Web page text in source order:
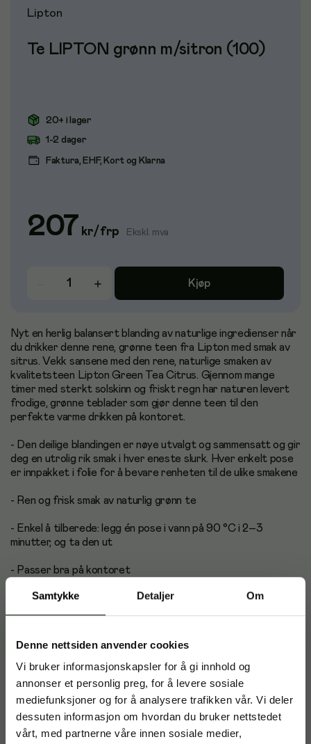
Samtykke Detaljer Om
Denne nettsiden anvender cookies
Vi bruker informasjonskapsler for å gi innhold og
annonser et personlig preg, for å levere sosiale
mediefunksjoner og for å analysere trafikken vår. Vi deler
dessuten informasjon om hvordan du bruker nettstedet
vårt, med partnerne våre innen sosiale medier,
Lipton
Te LIPTON grønn m/sitron (100)
20+ i lager
1-2 dager
Faktura, EHF, Kort og Klarna
207 kr/frp Ekskl. mva
Kjøp
Nyt en herlig balansert blanding av naturlige ingredienser når
du drikker denne rene, grønne teen fra Lipton med smak av
sitrus. Vekk sansene med den rene, naturlige smaken av
kvalitetsteen Lipton Green Tea Citrus. Gjennom mange
timer med sterkt solskinn og friskt regn har naturen levert
frodige, grønne teblader som gjør denne teen til den
perfekte varme drikken på kontoret.
- Den deilige blandingen er nøye utvalgt og sammensatt og gir
deg en utrolig rik smak i hver eneste slurk. Hver enkelt pose
er innpakket i folie for å bevare renheten til de ulike smakene
- Ren og frisk smak av naturlig grønn te
- Enkel å tilberede: legg én pose i vann på 90 °C i 2–3
minutter, og ta den ut
- Passer bra på kontoret
- Hver pose er pakket enkeltvis for å opprettholde
- Kan serveres varm eller kald
- Koffeinholdig drikke
- Smak: Grønn te
- Én boks inneholder 100 innpakkede teposer